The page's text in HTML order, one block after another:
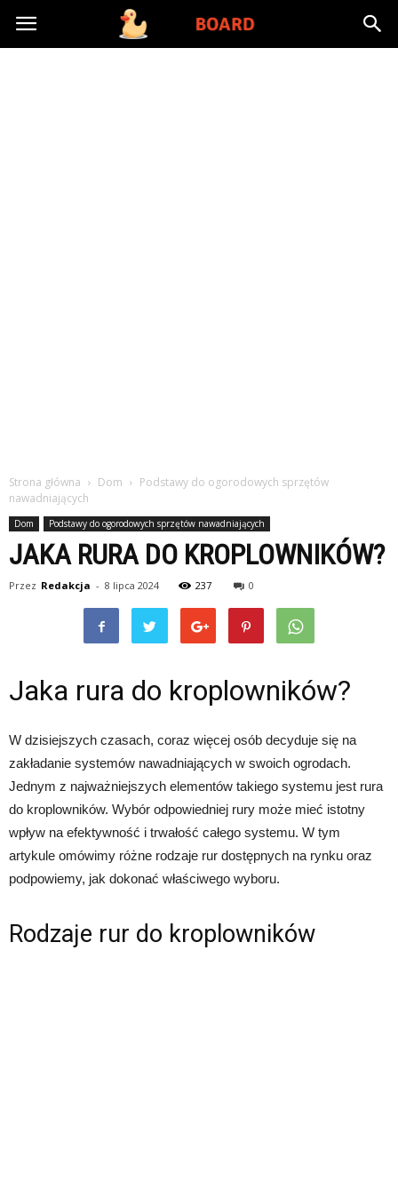
Toysboard.pl
Strona główna Dom
Podstawy do ogorodowych sprzętów
nawadniających
Dom Podstawy do ogorodowych sprzętów nawadniających
JAKA RURA DO KROPLOWNIKÓW?
Przez Redakcja - 8 lipca 2024 237 0
Jaka rura do kroplowników?
W dzisiejszych czasach, coraz więcej osób decyduje się na
zakładanie systemów nawadniających w swoich ogrodach.
Jednym z najważniejszych elementów takiego systemu jest rura
do kroplowników. Wybór odpowiedniej rury może mieć istotny
wpływ na efektywność i trwałość całego systemu. W tym
artykule omówimy różne rodzaje rur dostępnych na rynku oraz
podpowiemy, jak dokonać właściwego wyboru.
Rodzaje rur do kroplowników